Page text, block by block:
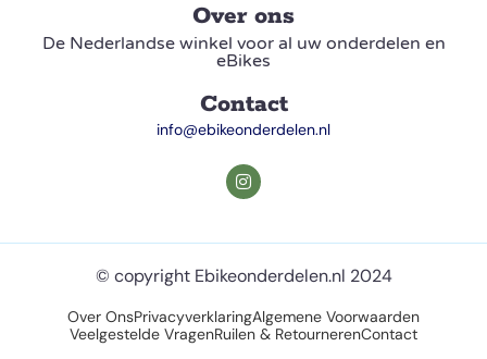
Over ons
De Nederlandse winkel voor al uw onderdelen en
eBikes
Contact
info@ebikeonderdelen.nl
© copyright Ebikeonderdelen.nl 2024
Over OnsPrivacyverklaringAlgemene Voorwaarden
Veelgestelde VragenRuilen & RetournerenContact